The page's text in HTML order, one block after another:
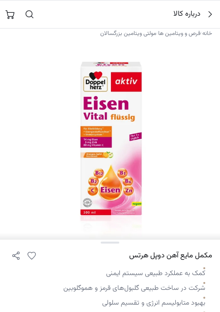
محتوا
جستجو در
درباره کالا
خانه›قرص و ویتامین ها›مولتی ویتامین بزرگسالان
مکمل مایع آهن دوپل هرتس
کمک به عملکرد طبیعی سیستم ایمنی
شرکت در ساخت طبیعی گلبول‌های قرمز و هموگلوبین
بهبود متابولیسم انرژی و تقسیم سلولی